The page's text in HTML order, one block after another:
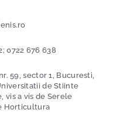
0722 676 638
59, sector 1, Bucuresti,
de Stiinte
vis a vis de Serele
Horticultura